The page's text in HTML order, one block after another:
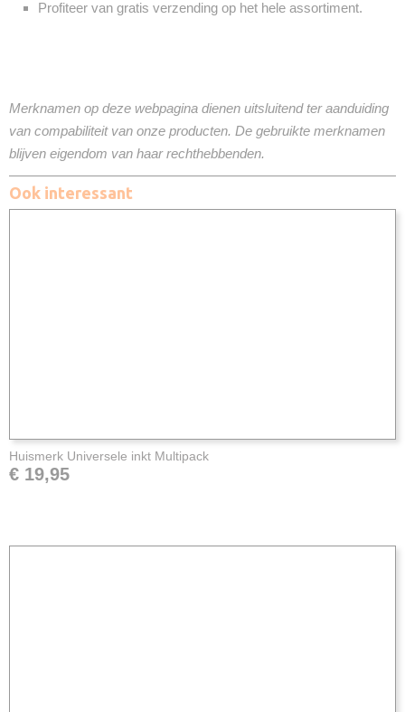
Profiteer van gratis verzending op het hele assortiment.
Merknamen op deze webpagina dienen uitsluitend ter aanduiding
van compabiliteit van onze producten. De gebruikte merknamen
blijven eigendom van haar rechthebbenden.
Ook interessant
Huismerk Universele inkt Multipack
€ 19,95